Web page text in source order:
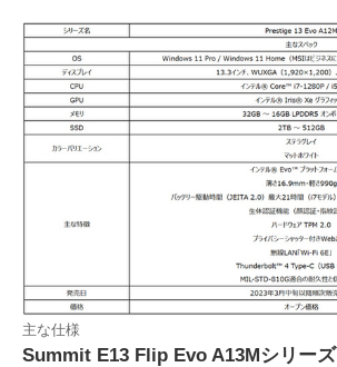
主な仕様
Summit E13 Flip Evo A13Mシリーズ